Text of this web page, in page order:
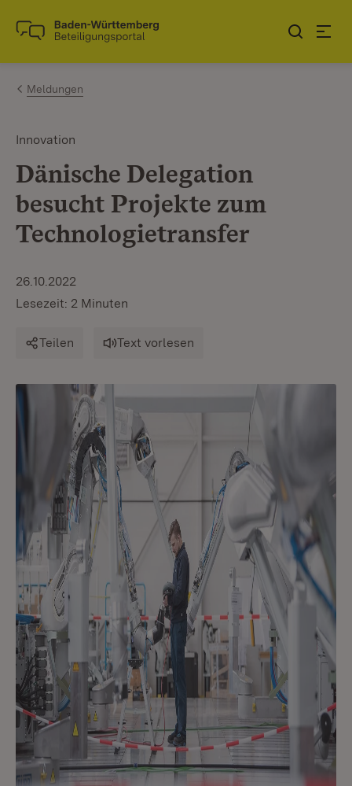
Zum Inhalt springen
Link zur Startseite
Meldungen
Innovation
Dänische Delegation
besucht Projekte zum
Technologietransfer
26.10.2022
Lesezeit: 2 Minuten
Teilen Text vorlesen